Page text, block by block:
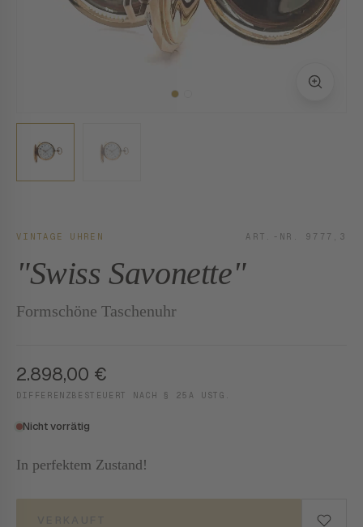
VINTAGE UHREN ART.-NR. 9777,3
"Swiss Savonette"
Formschöne Taschenuhr
2.898,00 €
DIFFERENZBESTEUERT NACH § 25A USTG.
Nicht vorrätig
In perfektem Zustand!